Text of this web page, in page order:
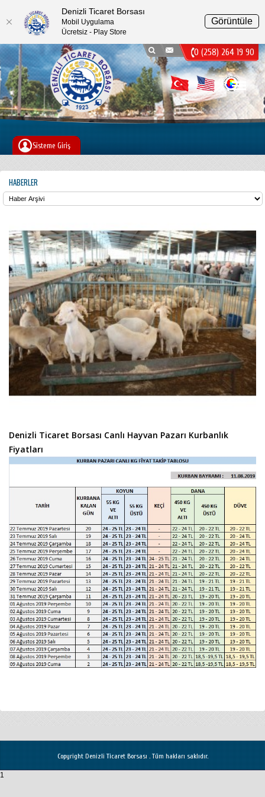
0 (258) 264 19 90
Sisteme Giriş
HABERLER
Denizli Ticaret Borsası Canlı Hayvan Pazarı Kurbanlık
Fiyatları
Copyright Denizli Ticaret Borsası . Tüm hakları saklıdır.
Menu
1
Denizli Ticaret Borsası
Mobil Uygulama
Ücretsiz - Play Store
Görüntüle